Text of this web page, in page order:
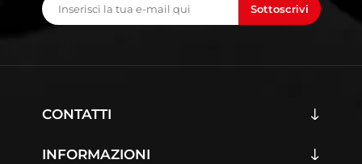
Sottoscrivi
CONTATTI
INFORMAZIONI